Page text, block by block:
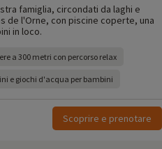
famiglia, circondati da laghi e
de l'Orne, con piscine coperte, una
in loco.
a 300 metri con percorso relax
e giochi d'acqua per bambini
Scoprire e prenotare